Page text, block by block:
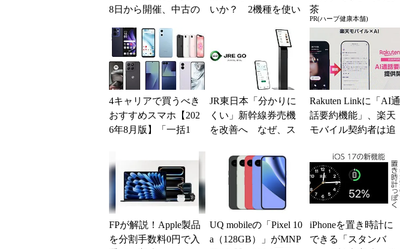
8日から開催、中古の
得に
いか？ 2機種を使い
茶
PR(ハーブ健康本舗)
4キャリアで買うべき
おすすめスマホ【202
6年8月版】「一括1
得なiPhone／...
JR東日本「分かりに
くい」新幹線券売機
を改善へ なぜ、ス
の最短1分購入」を実
現？
Rakuten Linkに「AI通
話要約機能」、楽天
モバイル契約者は追
FPが解説！Apple製品
を分割手数料0円で入
UQ mobileの「Pixel 10
a（128GB）」がMNP
iPhoneを置き時計に
できる「スタンバ